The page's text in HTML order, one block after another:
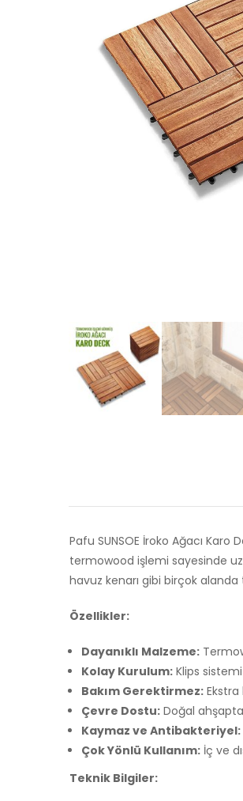
Pafu SUNSOE İroko Ağacı
termowood işlemi sayesinde
havuz kenarı gibi birçok
Özellikler:
Dayanıklı Malzeme:
Kolay Kurulum: Klips
Bakım Gerektirmez:
Çevre Dostu: Doğal
Kaymaz ve Antibakteriyel:
Çok Yönlü Kullanım: İç ve
Teknik Bilgiler: